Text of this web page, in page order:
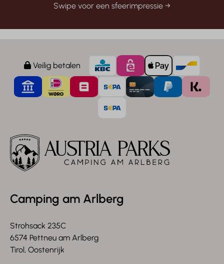
Swipe voor een sfeerimpressie →
Veilig betalen
Camping am Arlberg
Strohsack 235C
6574 Pettneu am Arlberg
Tirol, Oostenrijk